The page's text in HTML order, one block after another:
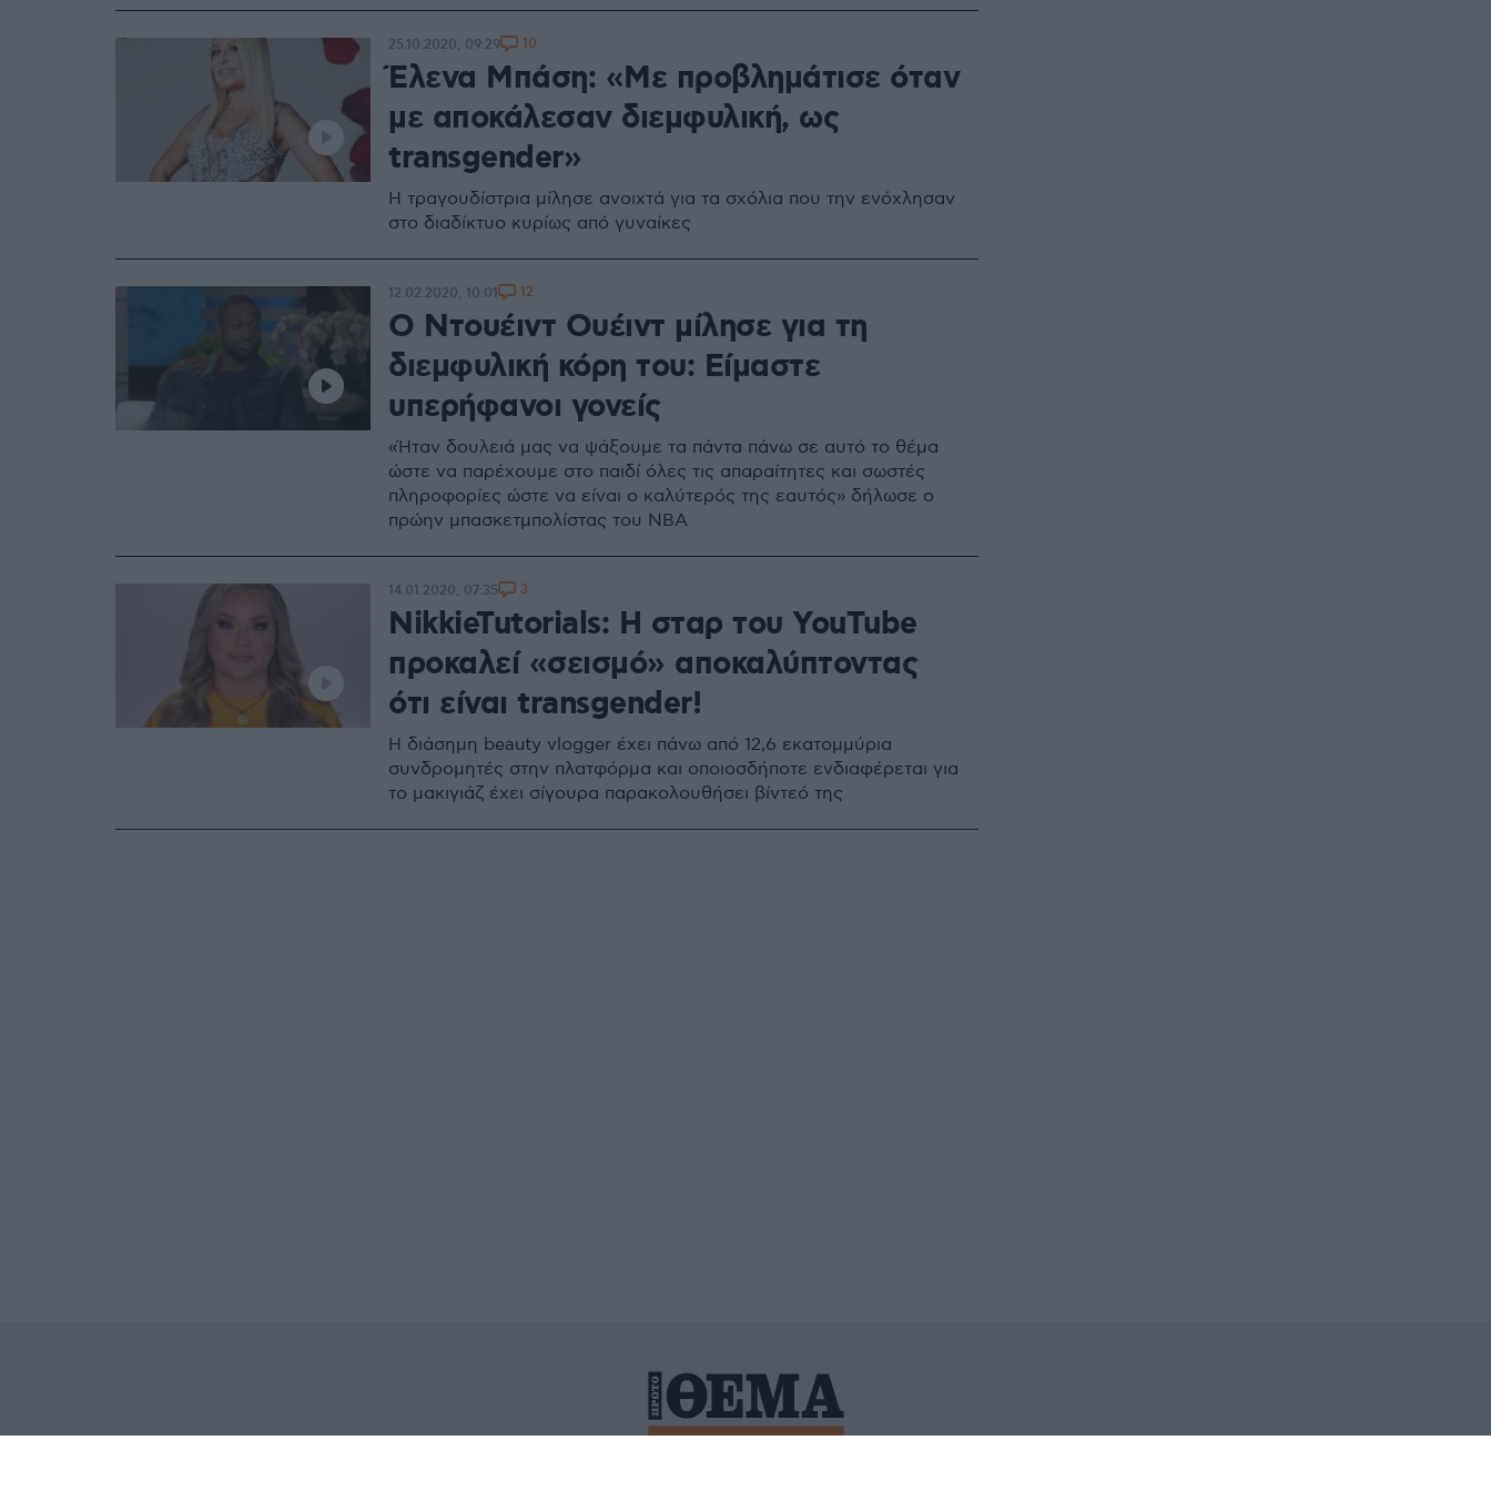
Έλενα Μπάση: «Με προβλημάτισε όταν
με αποκάλεσαν διεμφυλική, ως
transgender»
Η τραγουδίστρια μίλησε ανοιχτά για τα σχόλια που την ενόχλησαν
στο διαδίκτυο κυρίως από γυναίκες
25.10.2020, 09:29 10
Ο Ντουέιντ Ουέιντ μίλησε για τη
διεμφυλική κόρη του: Είμαστε
υπερήφανοι γονείς
«Ήταν δουλειά μας να ψάξουμε τα πάντα πάνω σε αυτό το θέμα
ώστε να παρέχουμε στο παιδί όλες τις απαραίτητες και σωστές
πληροφορίες ώστε να είναι ο καλύτερός της εαυτός» δήλωσε ο
πρώην μπασκετμπολίστας του ΝΒΑ
12.02.2020, 10:01 12
NikkieTutorials: Η σταρ του YouTube
προκαλεί «σεισμό» αποκαλύπτοντας
ότι είναι transgender!
Η διάσημη beauty vlogger έχει πάνω από 12,6 εκατομμύρια
συνδρομητές στην πλατφόρμα και οποιοσδήποτε ενδιαφέρεται για
το μακιγιάζ έχει σίγουρα παρακολουθήσει βίντεό της
14.01.2020, 07:35 3